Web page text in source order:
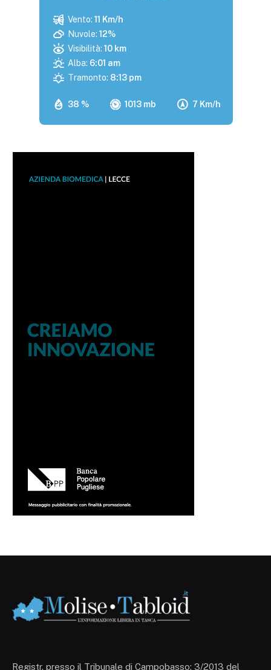
38 % 1013 mb 7 Km/h
Vento: 11 Km/h
Nuvole: 12%
Visibilità: 10 km
Alba: 6:01 am
Tramonto: 8:13 pm
Registr. presso il Tribunale di Campobasso: 3/2013 del